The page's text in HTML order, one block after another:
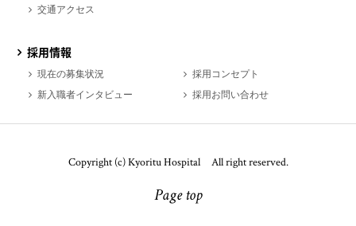
交通アクセス
採用情報
現在の募集状況
採用コンセプト
新入職者インタビュー
採用お問い合わせ
Copyright (c) Kyoritu Hospital All right reserved.
Page top